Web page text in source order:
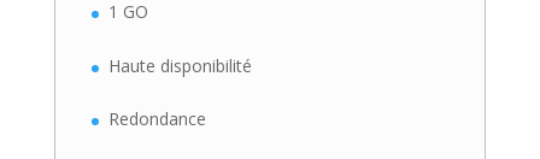
1 GO
Haute disponibilité
Redondance